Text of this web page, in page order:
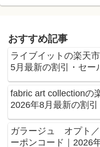
おすすめ記事
ライブイットの楽天
5月最新の割引・セー
fabric art collectionの
2026年8月最新の割
ガラージュ オプト／
ーポンコード｜2026